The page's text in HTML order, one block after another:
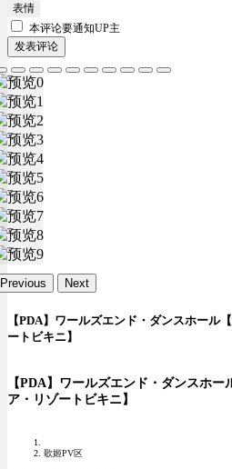
表情
本评论要通知UP主
发表评论
Previous Next
【PDA】ワールズエンド・ダンスホール
ートビキニ】
【PDA】ワールズエンド・ダンスホ
ア・リゾートビキニ】
歌姬PV区